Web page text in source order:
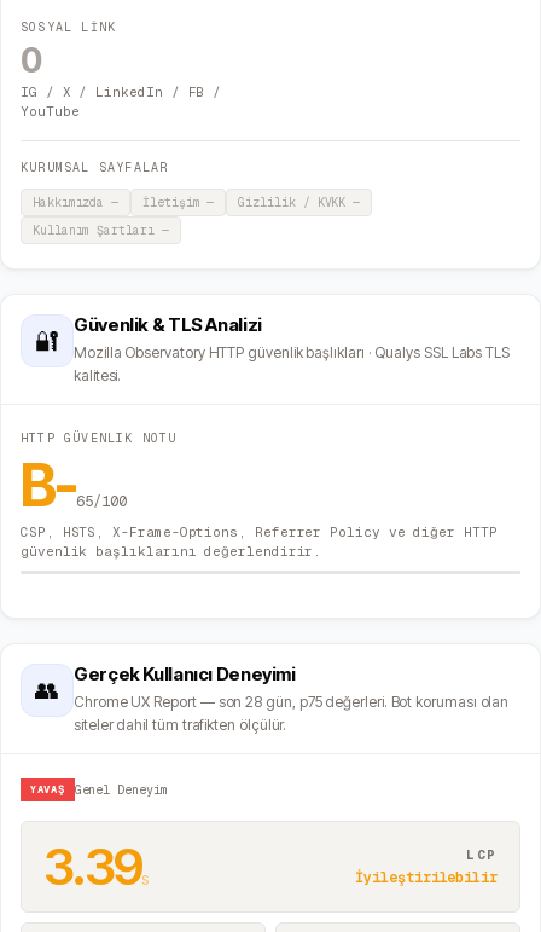
SOSYAL LİNK
0
IG / X / LinkedIn / FB /
YouTube
KURUMSAL SAYFALAR
Hakkımızda — İletişim — Gizlilik / KVKK —
Kullanım Şartları —
🔐
Güvenlik & TLS Analizi
Mozilla Observatory HTTP güvenlik başlıkları · Qualys SSL Labs TLS
kalitesi.
HTTP GÜVENLIK NOTU
B-65/100
CSP, HSTS, X-Frame-Options, Referrer Policy ve diğer HTTP
güvenlik başlıklarını değerlendirir.
👥
Gerçek Kullanıcı Deneyimi
Chrome UX Report — son 28 gün, p75 değerleri. Bot koruması olan
siteler dahil tüm trafikten ölçülür.
YAVAŞ Genel Deneyim
3.39s
LCP
İyileştirilebilir